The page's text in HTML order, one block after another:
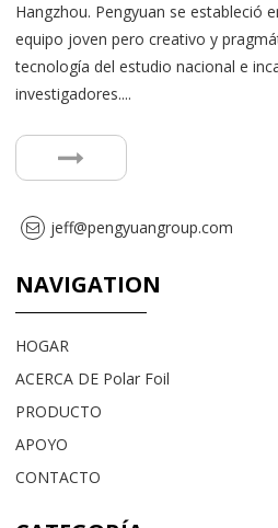
Hangzhou. Pengyuan se estableció
equipo joven pero creativo y
tecnología del estudio nacional e
investigadores....
jeff@pengyuangroup.com
NAVIGATION
HOGAR
ACERCA DE Polar Foil
PRODUCTO
APOYO
CONTACTO